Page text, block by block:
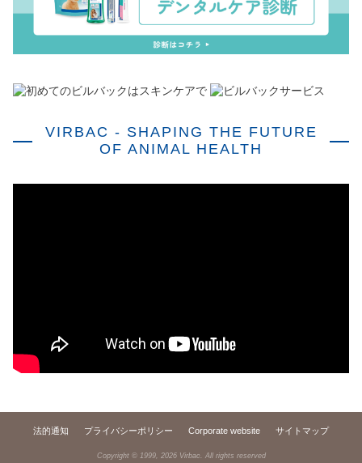
VIRBAC - SHAPING THE FUTURE
OF ANIMAL HEALTH
法的通知 プライバシーポリシー Corporate website サイトマップ
Copyright © 1999, 2026Virbac. All rights reserved